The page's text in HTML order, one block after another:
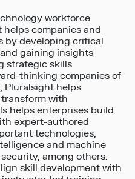
workforce
companies and
by developing critical
gaining insights
strategic skills
thinking companies of
Pluralsight helps
with
helps enterprises build
expert-authored
technologies,
and machine
among others.
skill development with